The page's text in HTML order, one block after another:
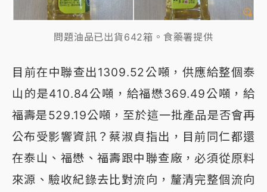
問題油品已出貨642箱。食藥署提供
目前在中聯查出1309.52公噸，供應給整個泰
山的是410.84公噸，給福懋369.49公噸，給
福壽是529.19公噸，至於這一批產品是否會再
公布受影響資訊？蔡淑貞指出，目前同仁都還
在泰山、福懋、福壽跟中聯查廠，必須從原料
來源、驗收紀錄去比對流向，釐清完整個流向